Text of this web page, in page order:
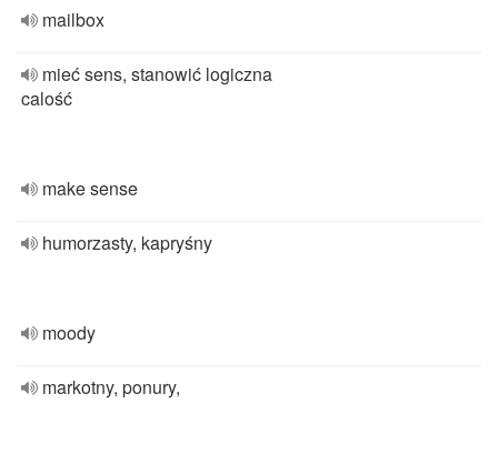
mailbox
mieć sens, stanowić logiczna
calość
make sense
humorzasty, kapryśny
moody
markotny, ponury,